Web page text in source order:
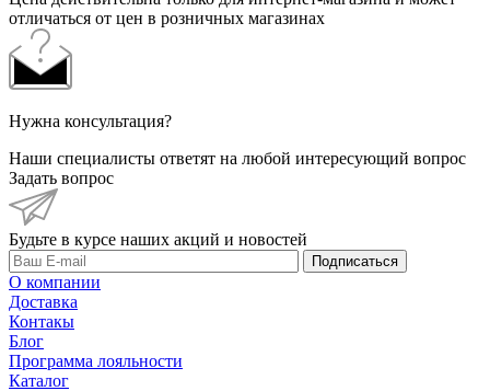
отличаться от цен в розничных магазинах
Нужна консультация?
Наши специалисты ответят на любой интересующий вопрос
Задать вопрос
Будьте в курсе наших акций и новостей
Подписаться
О компании
Доставка
Контакы
Блог
Программа лояльности
Каталог